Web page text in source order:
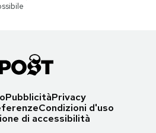
PubblicitàPrivacy
Condizioni d'uso
di accessibilità